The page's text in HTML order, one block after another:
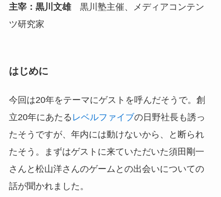
主宰：黒川文雄黒川塾主催、メディアコンテン
ツ研究家
はじめに
今回は20年をテーマにゲストを呼んだそうで。創
立20年にあたる レベルファイブの日野社長も誘っ
たそうですが、年内には動けないから、と断られ
たそう。まずはゲストに来ていただいた須田剛一
さんと松山洋さんのゲームとの出会いについての
話が聞かれました。